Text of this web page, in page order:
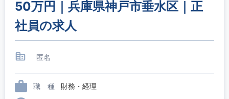
50万円｜兵庫県神戸市垂水区｜正
社員の求人
匿名
職 種 財務・経理